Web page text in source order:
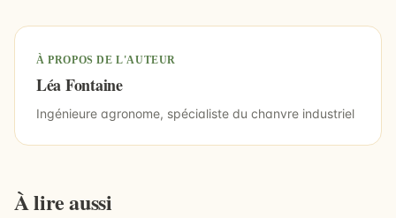
À PROPOS DE L'AUTEUR
Léa Fontaine
Ingénieure agronome, spécialiste du chanvre industriel
À lire aussi